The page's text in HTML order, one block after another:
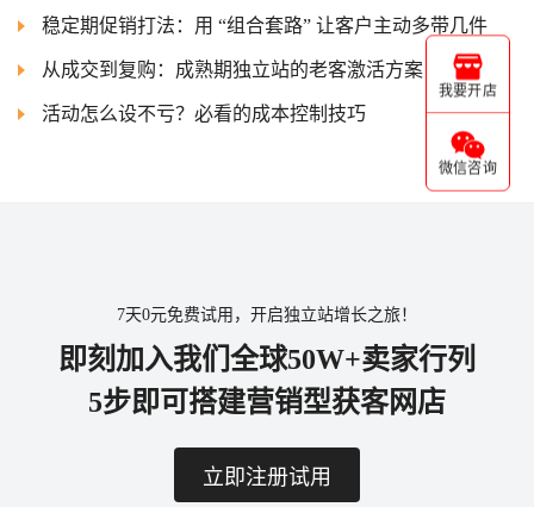
稳定期促销打法：用 “组合套路” 让客户主动多带几件
从成交到复购：成熟期独立站的老客激活方案
活动怎么设不亏？必看的成本控制技巧
我要开店
微信咨询
7天0元免费试用，开启独立站增长之旅！
即刻加入我们全球50W+卖家行列
5步即可搭建营销型获客网店
立即注册试用